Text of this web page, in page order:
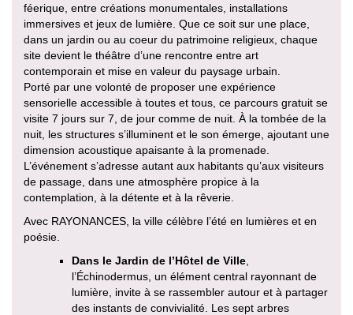
féerique, entre créations monumentales, installations
immersives et jeux de lumière. Que ce soit sur une place,
dans un jardin ou au coeur du patrimoine religieux, chaque
site devient le théâtre d’une rencontre entre art
contemporain et mise en valeur du paysage urbain.
Porté par une volonté de proposer une expérience
sensorielle accessible à toutes et tous, ce parcours gratuit se
visite 7 jours sur 7, de jour comme de nuit. À la tombée de la
nuit, les structures s’illuminent et le son émerge, ajoutant une
dimension acoustique apaisante à la promenade.
L’événement s’adresse autant aux habitants qu’aux visiteurs
de passage, dans une atmosphère propice à la
contemplation, à la détente et à la rêverie.
Avec RAYONANCES, la ville célèbre l’été en lumières et en
poésie.
Dans le Jardin de l’Hôtel de Ville
l’Échinodermus, un élément central rayonnant de
lumière, invite à se rassembler autour et à partager
des instants de convivialité. Les sept arbres